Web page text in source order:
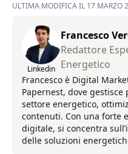
ULTIMA MODIFICA IL 17 MARZO
Linkedin
Francesco
Redattore
Energetico
Francesco è Digital
Papernest, dove
settore energetico,
contenuti. Con una forte
digitale, si concentra
delle soluzioni